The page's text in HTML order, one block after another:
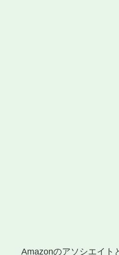
Amazonのアソシエイト